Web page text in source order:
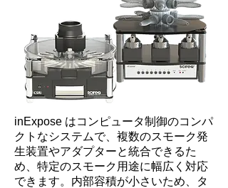
inExpose はコンピュータ制御のコンパ
クトなシステムで、複数のスモーク発
生装置やアダプターと統合できるた
め、特定のスモーク用途に幅広く対応
できます。内部容積が小さいため、タ